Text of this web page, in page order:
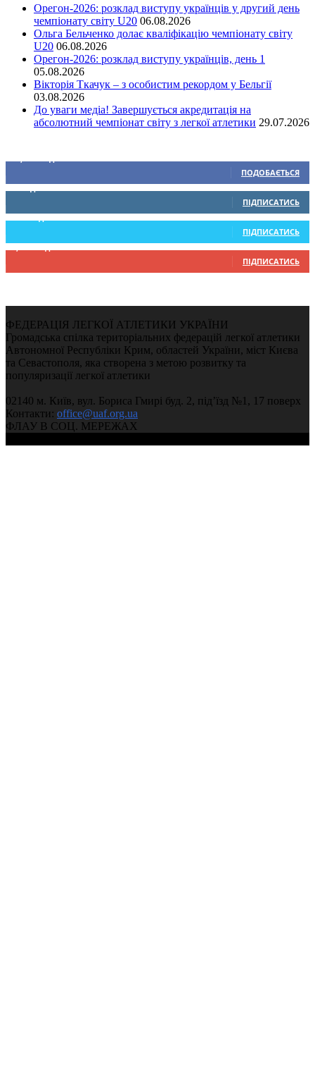
Орегон-2026: розклад виступу українців у другий день
чемпіонату світу U20 06.08.2026
Ольга Бельченко долає кваліфікацію чемпіонату світу
U20 06.08.2026
Орегон-2026: розклад виступу українців, день 1
05.08.2026
Вікторія Ткачук – з особистим рекордом у Бельгії
03.08.2026
До уваги медіа! Завершується акредитація на
абсолютний чемпіонат світу з легкої атлетики 29.07.2026
ПОДОБАЄТЬСЯ
0 Підписників
ПІДПИСАТИСЬ
234 Підписників
ПІДПИСАТИСЬ
9,370 Підписників
ПІДПИСАТИСЬ
ФЕДЕРАЦІЯ ЛЕГКОЇ АТЛЕТИКИ УКРАЇНИ
Громадська спілка територіальних федерацій легкої атлетики
Автономної Республіки Крим, областей України, міст Києва
та Севастополя, яка створена з метою розвитку та
популяризації легкої атлетики
02140 м. Київ, вул. Бориса Гмирі буд. 2, під’їзд №1, 17 поверх
Контакти: office@uaf.org.ua
ФЛАУ В СОЦ. МЕРЕЖАХ